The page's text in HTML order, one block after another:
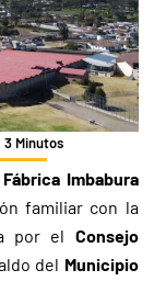
3 Minutos
Imbabura
familiar con la
por el Consejo
del Municipio